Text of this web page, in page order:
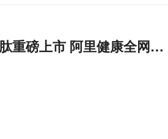
磅上市 阿里健康全网首发